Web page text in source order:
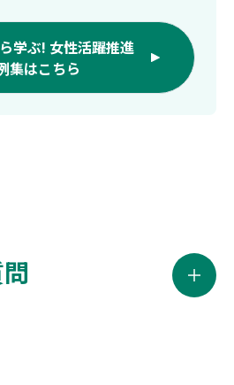
学ぶ! 女性活躍推進
集はこちら